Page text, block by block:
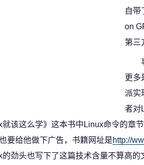
自带
on
第三
更多
派实
者对
就该这么学》这本书中Linux命令的章
要给他做下广告，书籍网址是http://
劲头也写下了这篇技术含量不算高